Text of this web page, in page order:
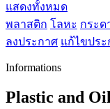
แสดงทั้งหมด
พลาสติก โลหะ กระด
ลงประกาศ แก้ไขประ
Informations
Plastic and